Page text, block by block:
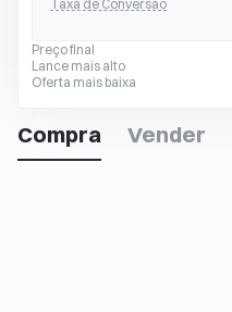
Taxa de Conversão
Preço final
Lance mais alto
Oferta mais baixa
Compra Vender